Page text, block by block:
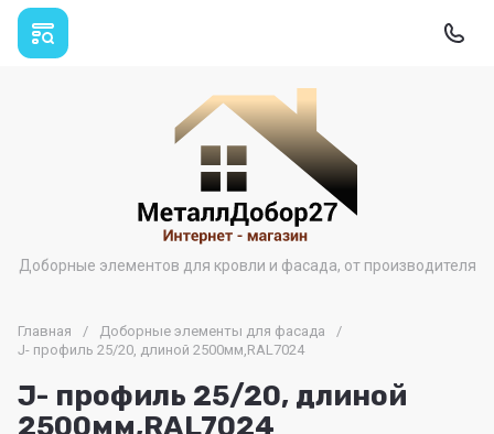
Доборные элементов для кровли и фасада, от производителя
Главная / Доборные элементы для фасада
/
J- профиль 25/20, длиной 2500мм,RAL7024
J- профиль 25/20, длиной